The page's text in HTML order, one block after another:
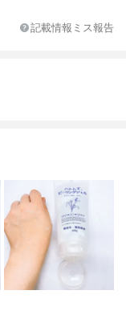
記載情報ミス報告